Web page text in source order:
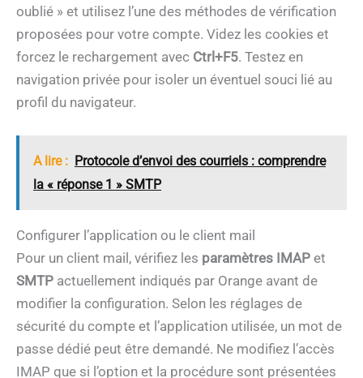
oublié » et utilisez l’une des méthodes de vérification
proposées pour votre compte. Videz les cookies et
forcez le rechargement avec Ctrl+F5. Testez en
navigation privée pour isoler un éventuel souci lié au
profil du navigateur.
A lire : Protocole d’envoi des courriels : comprendre
la « réponse 1 » SMTP
Configurer l’application ou le client mail
Pour un client mail, vérifiez les paramètres IMAP et
SMTP actuellement indiqués par Orange avant de
modifier la configuration. Selon les réglages de
sécurité du compte et l’application utilisée, un mot de
passe dédié peut être demandé. Ne modifiez l’accès
IMAP que si l’option et la procédure sont présentées